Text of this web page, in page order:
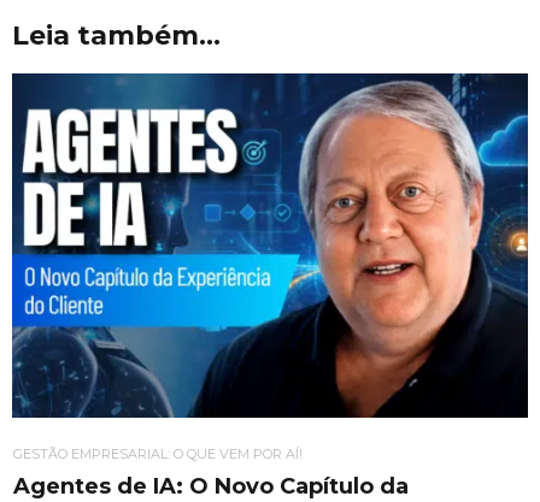
Leia também...
GESTÃO EMPRESARIAL: O QUE VEM POR AÍ!
Agentes de IA: O Novo Capítulo da